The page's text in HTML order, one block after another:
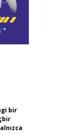
bir